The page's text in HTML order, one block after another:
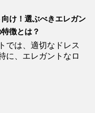
け！選ぶべきエレガン
徴とは？
では、適切なドレス
に、エレガントなロ